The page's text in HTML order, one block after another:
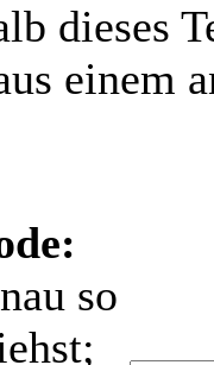
dieses
einem
so